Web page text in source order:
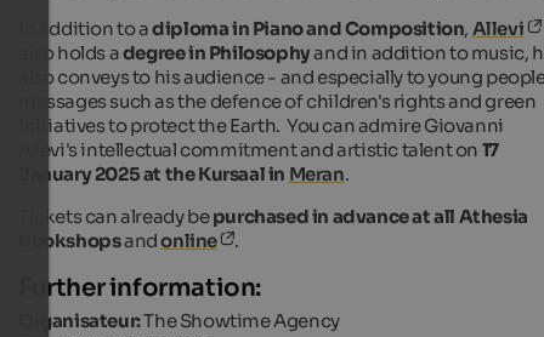
In addition to adiploma in Piano and Composition, Allevi
also holds adegree in Philosophyand in addition to music,
also conveys to his audience - and especially to young
messages such as the defence of children's rights and green
initiatives to protect the Earth. You can admire Giovanni
Allevi's intellectual commitment and artistic talent on 17
January 2025 at the Kursaal in Meran.
Tickets can already bepurchased in advance at all Athesia
bookshopsandonline .
Further information:
Organisateur:The Showtime Agency